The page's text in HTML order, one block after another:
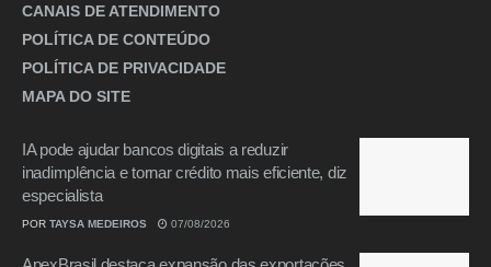
CANAIS DE ATENDIMENTO
POLÍTICA DE CONTEÚDO
POLÍTICA DE PRIVACIDADE
MAPA DO SITE
IA pode ajudar bancos digitais a reduzir
inadimplência e tornar crédito mais eficiente, diz
especialista
POR TAYSA MEDEIROS 07/08/2026